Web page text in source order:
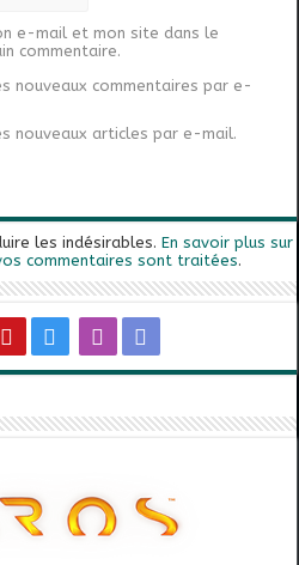
e-mail et mon site dans le
commentaire.
nouveaux commentaires par e-
nouveaux articles par e-mail.
les indésirables.En savoir plus sur
commentaires sont traitées.